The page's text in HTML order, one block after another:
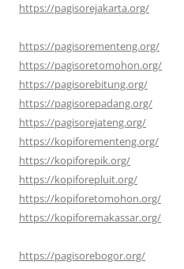
https://pagisorejakarta.org/
https://pagisorementeng.org/
https://pagisoretomohon.org/
https://pagisorebitung.org/
https://pagisorepadang.org/
https://pagisorejateng.org/
https://kopiforementeng.org/
https://kopiforepik.org/
https://kopiforepluit.org/
https://kopiforetomohon.org/
https://kopiforemakassar.org/
https://pagisorebogor.org/